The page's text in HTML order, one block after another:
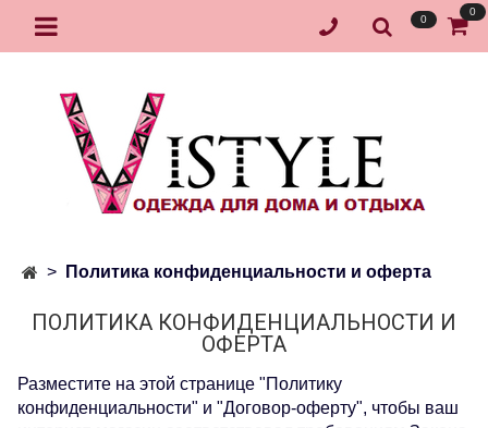
0
0
Политика конфиденциальности и оферта
ПОЛИТИКА КОНФИДЕНЦИАЛЬНОСТИ И
ОФЕРТА
Разместите на этой странице "Политику
конфиденциальности" и "Договор-оферту", чтобы ваш